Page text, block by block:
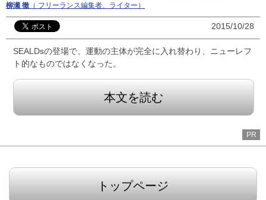
柳瀬 徹 （ フリーランス編集者、ライター）
2015/10/28
SEALDsの登場で、運動の主体が完全に入れ替わり、ニューレフ
ト的なものではなくなった。
本文を読む
PR
トップページ